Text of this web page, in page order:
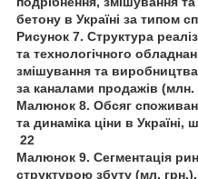
бетону в Україні за типом
Рисунок 7. Структура
та технологічного
змішування та виробництва
за каналами продажів
Малюнок 8. Обсяг
та динаміка ціни в
22
Малюнок 9. Сегментація
структурою збуту (мл.